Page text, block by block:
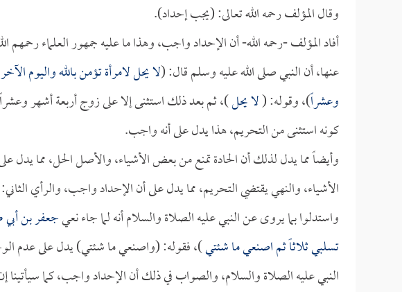
وقال المؤلف رحمه الله تعالى: (يجب إحداد).
أفاد المؤلف -رحمه الله- أن الإحداد واجب، وهذا ما عليه جمهور العلماء رحمهم
عنها، أن النبي صلى الله عليه وسلم قال: (لا يحل لامرأة تؤمن بالله واليوم
وعشراً)، وقوله: (لا يحل)، ثم بعد ذلك استثنى إلا على زوج أربعة أشهر
كونه استثنى من التحريم، هذا يدل على أنه واجب.
وأيضاً مما يدل لذلك أن الحادة تمنع من بعض الأشياء، والأصل الحل، مما
الأشياء، والنهي يقتضي التحريم، مما يدل على أن الإحداد واجب، والرأي
واستدلوا بما يروى عن النبي عليه الصلاة والسلام أنه لما جاء نعيجعفر بن
تسلبي ثلاثاً ثم اصنعي ما شئتي)، فقوله: (واصنعي ما شئتي) يدل على عدم
النبي عليه الصلاة والسلام، والصواب في ذلك أن الإحداد واجب، كما سيأتينا